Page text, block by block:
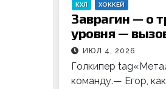
КХЛ ХОККЕЙ
Заврагин — о
уровня —
ИЮЛ 4, 2026
Голкипер
команду.— Егор,